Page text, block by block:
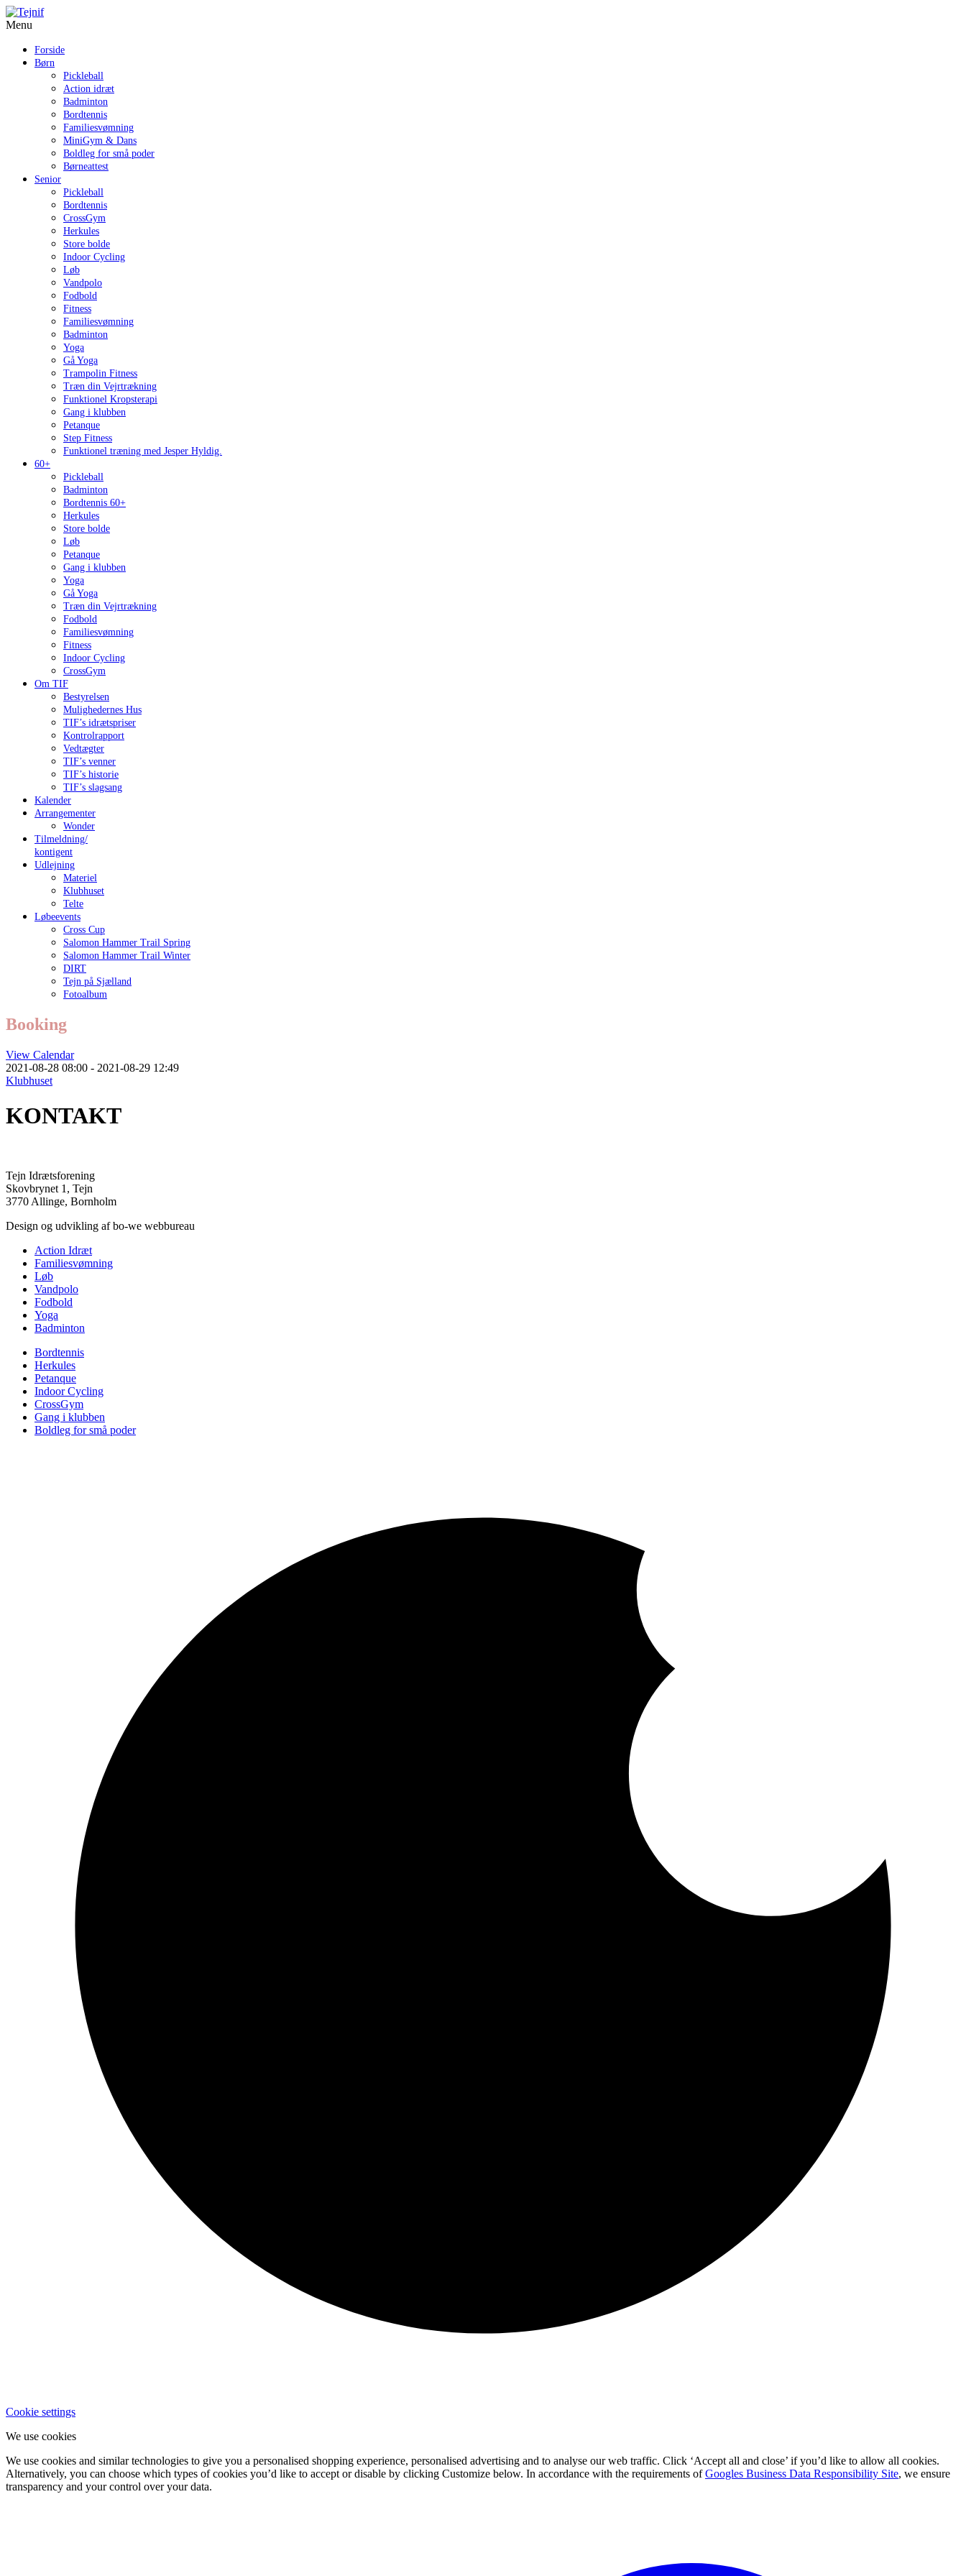
Menu
Forside
Børn
Pickleball
Action idræt
Badminton
Bordtennis
Familiesvømning
MiniGym & Dans
Boldleg for små poder
Børneattest
Senior
Pickleball
Bordtennis
CrossGym
Herkules
Store bolde
Indoor Cycling
Løb
Vandpolo
Fodbold
Fitness
Familiesvømning
Badminton
Yoga
Gå Yoga
Trampolin Fitness
Træn din Vejrtrækning
Funktionel Kropsterapi
Gang i klubben
Petanque
Step Fitness
Funktionel træning med Jesper Hyldig.
60+
Pickleball
Badminton
Bordtennis 60+
Herkules
Store bolde
Løb
Petanque
Gang i klubben
Yoga
Gå Yoga
Træn din Vejrtrækning
Fodbold
Familiesvømning
Fitness
Indoor Cycling
CrossGym
Om TIF
Bestyrelsen
Mulighedernes Hus
TIF’s idrætspriser
Kontrolrapport
Vedtægter
TIF’s venner
TIF’s historie
TIF’s slagsang
Kalender
Arrangementer
Wonder
Tilmeldning/
kontigent
Udlejning
Materiel
Klubhuset
Telte
Løbeevents
Cross Cup
Salomon Hammer Trail Spring
Salomon Hammer Trail Winter
DIRT
Tejn på Sjælland
Fotoalbum
Booking
View Calendar
2021-08-28 08:00 - 2021-08-29 12:49
Klubhuset
KONTAKT
Tejn Idrætsforening
Skovbrynet 1, Tejn
3770 Allinge, Bornholm
Design og udvikling af bo-we webbureau
Action Idræt
Familiesvømning
Løb
Vandpolo
Fodbold
Yoga
Badminton
Bordtennis
Herkules
Petanque
Indoor Cycling
CrossGym
Gang i klubben
Boldleg for små poder
Cookie settings
We use cookies
We use cookies and similar technologies to give you a personalised shopping experience, personalised advertising and to analyse our web traffic. Click ‘Accept all and close’ if you’d like to allow all cookies.
Alternatively, you can choose which types of cookies you’d like to accept or disable by clicking Customize below. In accordance with the requirements ofGoogles Business Data Responsibility Site, we ensure
transparency and your control over your data.